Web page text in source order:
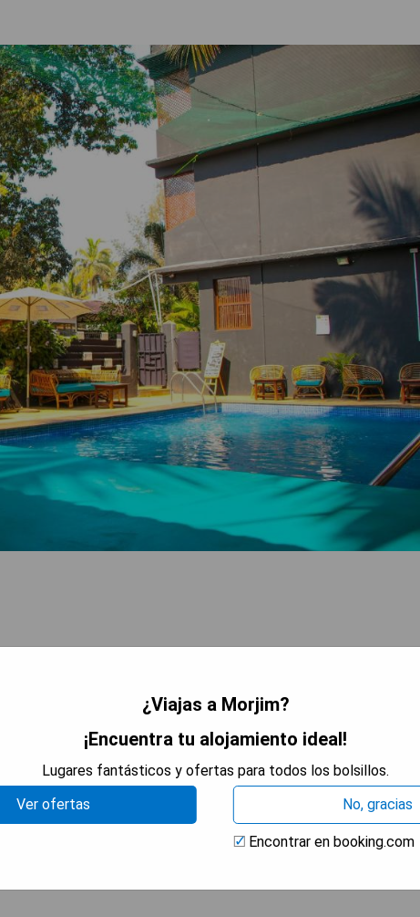
de las habitaciones.
PRECIOS
¿Viajas a Morjim?
¡Encuentra tu alojamiento ideal!
Lugares fantásticos y ofertas para todos los bolsillos.
Ver ofertas
No, gracias
Encontrar en booking.com